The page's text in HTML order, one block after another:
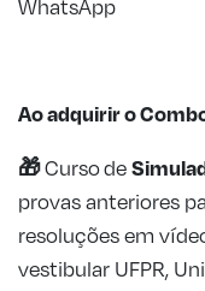
WhatsApp
Ao adquirir o
🎁Cursode
provas anteriores
resoluções em
vestibular UFPR,